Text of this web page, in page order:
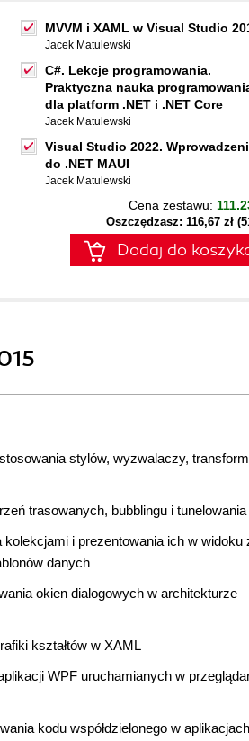
MVVM i XAML w Visual Studio
Jacek Matulewski
C#. Lekcje programowania.
Praktyczna nauka
dla platform .NET i .NET Core
Jacek Matulewski
Visual Studio 2022.
do .NET MAUI
Jacek Matulewski
Cena zestawu:
Oszczędzasz: 116,67 zł
Dodaj do
stylów, wyzwalaczy,
trasowanych, bubblingu i tunelowania
kolekcjami i prezentowania ich w widoku
danych
okien dialogowych w architekturze
kształtów w XAML
WPF uruchamianych w
kodu współdzielonego w aplikacjach